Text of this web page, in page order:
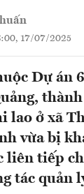
17/07/2025
Dự án
lao ở xã
vừa bị
liên tiếp
tác quản